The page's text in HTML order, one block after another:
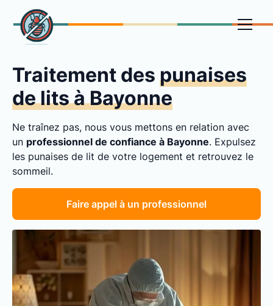
Traitement des punaises
de lits à Bayonne
Ne traînez pas, nous vous mettons en relation avec
un professionnel de confiance à Bayonne. Expulsez
les punaises de lit de votre logement et retrouvez le
sommeil.
Faire appel à un professionnel